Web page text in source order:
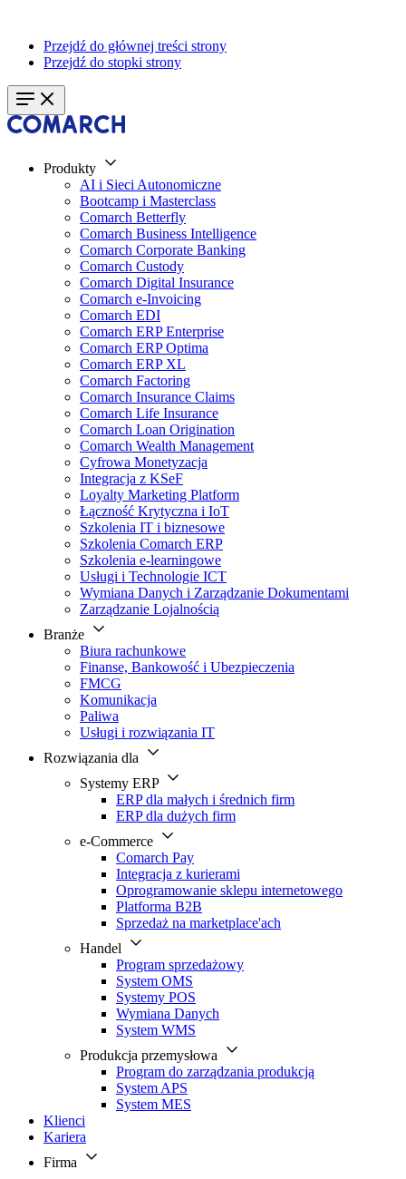
Przejdź do głównej treści strony
Przejdź do stopki strony
Produkty
AI i Sieci Autonomiczne
Bootcamp i Masterclass
Comarch Betterfly
Comarch Business Intelligence
Comarch Corporate Banking
Comarch Custody
Comarch Digital Insurance
Comarch e-Invoicing
Comarch EDI
Comarch ERP Enterprise
Comarch ERP Optima
Comarch ERP XL
Comarch Factoring
Comarch Insurance Claims
Comarch Life Insurance
Comarch Loan Origination
Comarch Wealth Management
Cyfrowa Monetyzacja
Integracja z KSeF
Loyalty Marketing Platform
Łączność Krytyczna i IoT
Szkolenia IT i biznesowe
Szkolenia Comarch ERP
Szkolenia e-learningowe
Usługi i Technologie ICT
Wymiana Danych i Zarządzanie Dokumentami
Zarządzanie Lojalnością
Branże
Biura rachunkowe
Finanse, Bankowość i Ubezpieczenia
FMCG
Komunikacja
Paliwa
Usługi i rozwiązania IT
Rozwiązania dla
Systemy ERP
ERP dla małych i średnich firm
ERP dla dużych firm
e-Commerce
Comarch Pay
Integracja z kurierami
Oprogramowanie sklepu internetowego
Platforma B2B
Sprzedaż na marketplace'ach
Handel
Program sprzedażowy
System OMS
Systemy POS
Wymiana Danych
System WMS
Produkcja przemysłowa
Program do zarządzania produkcją
System APS
System MES
Klienci
Kariera
Firma